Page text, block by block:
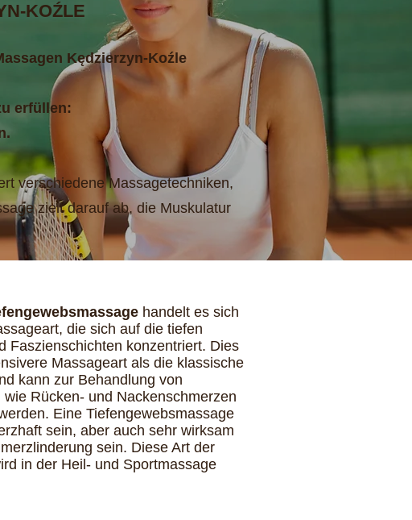
KOŹLE
Kędzierzyn-Koźle
erfüllen:
verschiedene Massagetechniken,
zielt darauf ab, die Muskulatur
handelt es sich
die sich auf die tiefen
Faszienschichten konzentriert. Dies
Massageart als die klassische
kann zur Behandlung von
wie Rücken- und Nackenschmerzen
Eine Tiefengewebsmassage
sein, aber auch sehr wirksam
sein. Diese Art der
in der Heil- und Sportmassage